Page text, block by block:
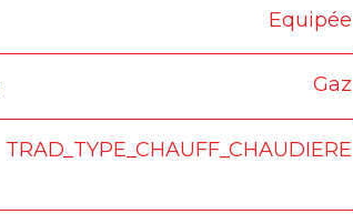
Equipée
Gaz
TRAD_TYPE_CHAUFF_CHAUDIERE